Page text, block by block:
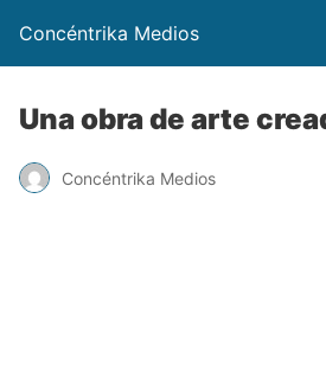
Concéntrika Medios
Una obra de arte
Concéntrika Medios